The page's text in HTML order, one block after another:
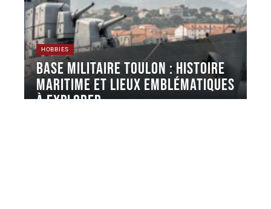
HOBBIES
Base militaire Toulon : histoire
maritime et lieux emblématiques
à explorer